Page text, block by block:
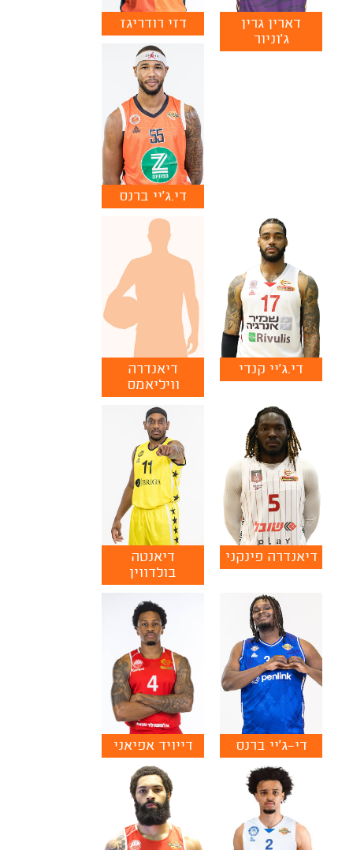
דארין גרין
ג'וניור
דזי רודריגז
די.ג'יי ברנס
די.ג'יי קנדי
דיאנדרה
וויליאמס
דיאנדרה פינקני
דיאנטה
בולדווין
די-ג'יי ברנס דייויד אפיאני